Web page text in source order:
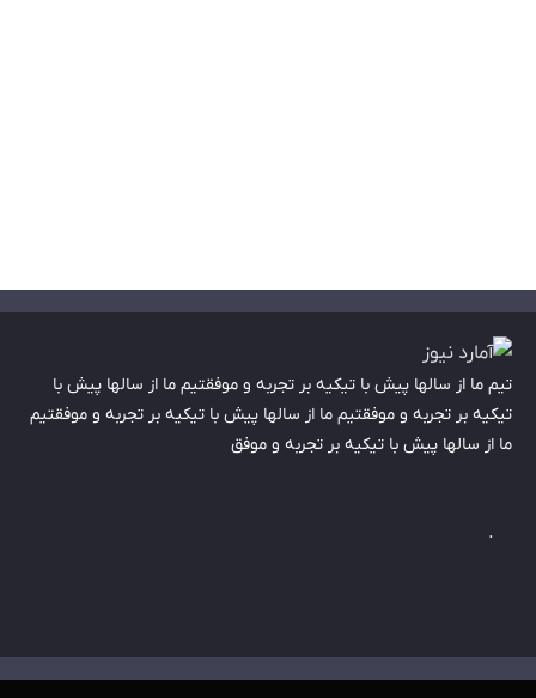
تیم ما از سالها پیش با تیکیه بر تجربه و موفقتیم ما از سالها پیش با
تیکیه بر تجربه و موفقتیم ما از سالها پیش با تیکیه بر تجربه و موفقتیم
ما از سالها پیش با تیکیه بر تجربه و موفق
.